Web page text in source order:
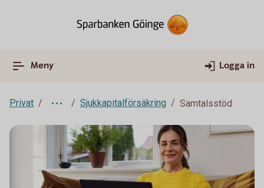
Meny Logga in
Privat Sjukkapitalförsäkring Samtalsstöd